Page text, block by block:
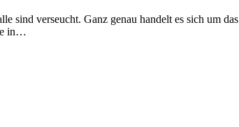
sind verseucht. Ganz genau handelt es sich um
in…